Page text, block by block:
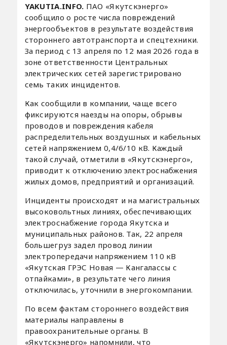
YAKUTIA.INFO. ПАО «Якутскэнерго»
сообщило о росте числа повреждений
энергообъектов в результате воздействия
стороннего автотранспорта и спецтехники.
За период с 13 апреля по 12 мая 2026 года в
зоне ответственности Центральных
электрических сетей зарегистрировано
семь таких инцидентов.
Как сообщили в компании, чаще всего
фиксируются наезды на опоры, обрывы
проводов и повреждения кабеля
распределительных воздушных и кабельных
сетей напряжением 0,4/6/10 кВ. Каждый
такой случай, отметили в «Якутскэнерго»,
приводит к отключению электроснабжения
жилых домов, предприятий и организаций.
Инциденты происходят и на магистральных
высоковольтных линиях, обеспечивающих
электроснабжение города Якутска и
муниципальных районов. Так, 22 апреля
большегруз задел провод линии
электропередачи напряжением 110 кВ
«Якутская ГРЭС Новая — Кангалассы с
отпайками», в результате чего линия
отключилась, уточнили в энергокомпании.
По всем фактам стороннего воздействия
материалы направлены в
правоохранительные органы. В
«Якутскэнерго» напомнили, что